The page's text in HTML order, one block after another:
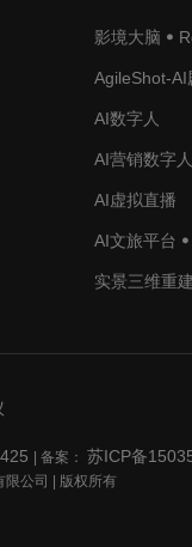
影境大脑 ꔷ
AgileShot-AI
AI数字人
AI营销数字人
AI虚拟直播
AI文旅平台
实景三维重建
| 备案： 苏ICP备
公司 | 版权所有